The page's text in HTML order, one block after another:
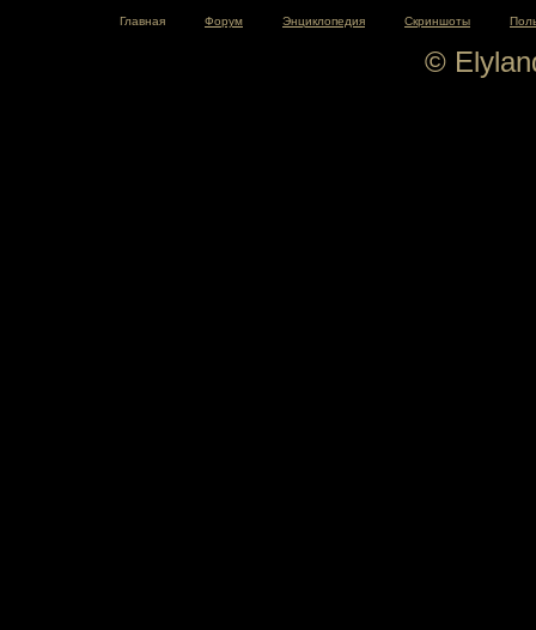
Главная Форум Энциклопедия Скриншоты
©